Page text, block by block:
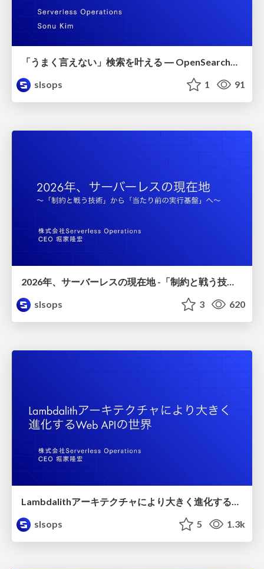
slsops
1 91
2026年、サーバーレスの現在地 -「制約と戦う技術」から「当たり前の実行基盤」へ- /serverless2026
slsops
3 620
Lambdalithアーキテクチャにより大きく進化するWeb APIの世界/lambdalith
slsops
5 1.3k